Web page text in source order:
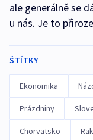
ale generálně se
u nás. Je to
ŠTÍTKY
Ekonomika
Prázdniny
Chorvatsko